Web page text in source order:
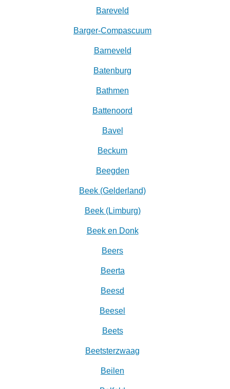
Bareveld
Barger-Compascuum
Barneveld
Batenburg
Bathmen
Battenoord
Bavel
Beckum
Beegden
Beek (Gelderland)
Beek (Limburg)
Beek en Donk
Beers
Beerta
Beesd
Beesel
Beets
Beetsterzwaag
Beilen